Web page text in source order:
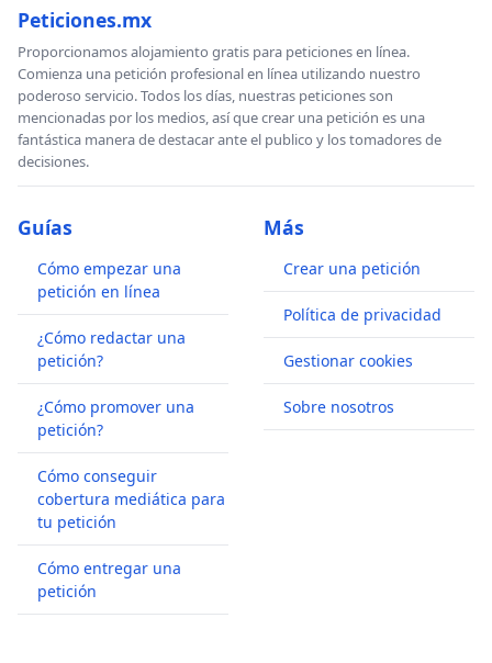
Peticiones.mx
Proporcionamos alojamiento gratis para peticiones en línea.
Comienza una petición profesional en línea utilizando nuestro
poderoso servicio. Todos los días, nuestras peticiones son
mencionadas por los medios, así que crear una petición es una
fantástica manera de destacar ante el publico y los tomadores de
decisiones.
Guías
Cómo empezar una
petición en línea
¿Cómo redactar una
petición?
¿Cómo promover una
petición?
Cómo conseguir
cobertura mediática para
tu petición
Cómo entregar una
petición
Más
Crear una petición
Política de privacidad
Gestionar cookies
Sobre nosotros